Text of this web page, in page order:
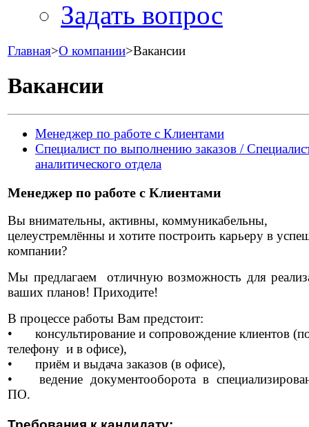
Задать вопрос
Главная>О компании>Вакансии
Вакансии
Менеджер по работе с Клиентами
Специалист по выполнению заказов /
аналитического отдела
Менеджер по работе с Клиентами
Вы внимательны, активны, коммуникабельны,
целеустремлённы и хотите построить карьеру в
компании?
Мы предлагаем отличную возможность для
ваших планов! Приходите!
В процессе работы Вам предстоит:
•
консультирование и сопровождение клиентов
телефону и в офисе),
•
приём и выдача заказов (в офисе),
•
ведение документооборота в
ПО.